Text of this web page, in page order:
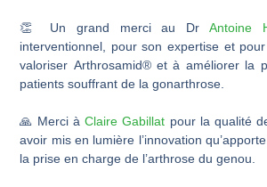
👏 Un grand merci au DrAntoine
interventionnel, pour son expertise et
valoriser Arthrosamid® et à améliorer la
patients souffrant de la gonarthrose.
🙏 Merci àClaire Gabillat pour la qualité
avoir mis en lumière l’innovation
la prise en charge de l’arthrose du genou.